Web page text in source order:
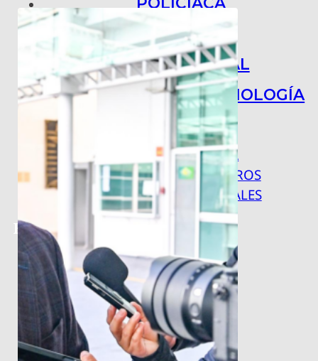
NACIONAL
INTERNACIONAL
ARTE, CIENCIA Y TECNOLOGÍA
COLUMNAS
BAJO LA LUPA
RASTROS Y ROSTROS
VÍNCULOS ANIMALES